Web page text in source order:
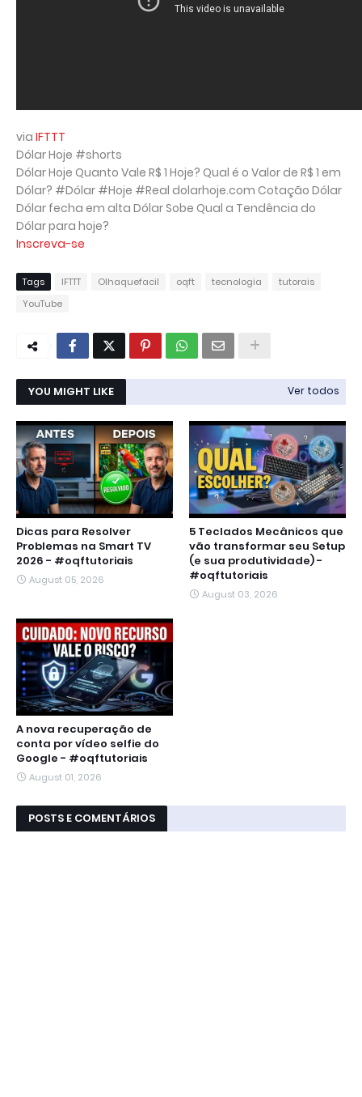
via IFTTT
Dólar Hoje #shorts
Dólar Hoje Quanto Vale R$ 1 Hoje? Qual é o Valor de R$ 1 em
Dólar? #Dólar #Hoje #Real dolarhoje.com Cotação Dólar
Dólar fecha em alta Dólar Sobe Qual a Tendência do
Dólar para hoje?
Inscreva-se
Tags IFTTT Olhaquefacil oqft tecnologia
tutorais
YouTube
YOU MIGHT LIKE Ver todos
Dicas para Resolver
Problemas na Smart TV
2026 - #oqftutoriais
August 05, 2026
5 Teclados Mecânicos que
vão transformar seu Setup
(e sua produtividade) -
#oqftutoriais
August 03, 2026
A nova recuperação de
conta por vídeo selfie do
Google - #oqftutoriais
August 01, 2026
POSTS E COMENTÁRIOS